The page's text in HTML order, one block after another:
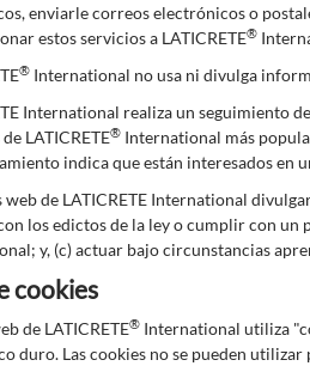
enviarle correos electrónicos o
estos servicios a LATICRETE®
® International no usa ni divulga
International realiza un seguimiento
LATICRETE® International más
indica que están interesados en
web de LATICRETE International
los edictos de la ley o cumplir con un
y, (c) actuar bajo circunstancias
cookies
de LATICRETE® International utiliza
duro. Las cookies no se pueden